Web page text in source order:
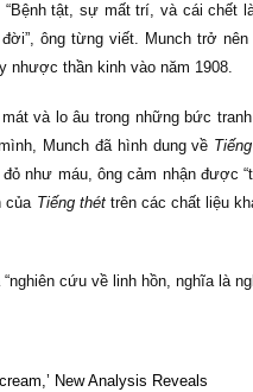
tật, sự mất trí, và cái chết
ông từng viết. Munch trở
nhược thần kinh vào năm 1908.
và lo âu trong những bức
Munch đã hình dung về
như máu, ông cảm nhận được
của Tiếng théttrên các chất liệu
cứu về linh hồn, nghĩa là
New Analysis Reveals